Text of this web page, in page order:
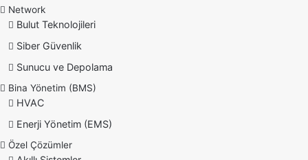
Network
Bulut Teknolojileri
Siber Güvenlik
Sunucu ve Depolama
Bina Yönetim (BMS)
HVAC
Enerji Yönetim (EMS)
Özel Çözümler